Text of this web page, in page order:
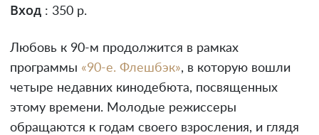
Вход : 350 р.
Любовь к 90-м продолжится в рамках
программы «90-е. Флешбэк», в которую вошли
четыре недавних кинодебюта, посвященных
этому времени. Молодые режиссеры
обращаются к годам своего взросления, и глядя